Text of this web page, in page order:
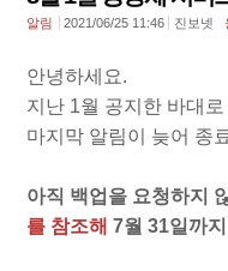
알림 2021/06/25 11:46 진보넷
안녕하세요.
지난 1월 공지한 바대
마지막 알림이 늦어 종
아직 백업을 요청하지
를 참조해 7월 31일까